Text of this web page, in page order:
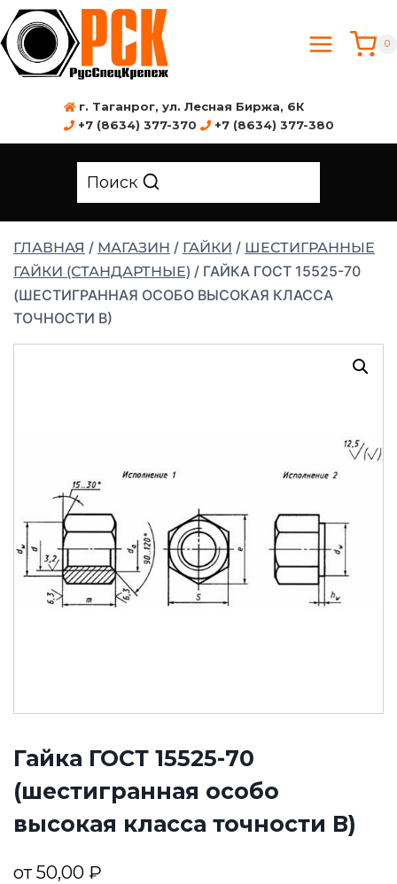
0
г. Таганрог, ул. Лесная Биржа, 6К
+7 (8634) 377-370
+7 (8634) 377-380
Поиск
ГЛАВНАЯ / МАГАЗИН / ГАЙКИ / ШЕСТИГРАННЫЕ
ГАЙКИ (СТАНДАРТНЫЕ) / ГАЙКА ГОСТ 15525-70
(ШЕСТИГРАННАЯ ОСОБО ВЫСОКАЯ КЛАССА
ТОЧНОСТИ В)
Гайка ГОСТ 15525-70
(шестигранная особо
высокая класса точности В)
от50,00 ₽